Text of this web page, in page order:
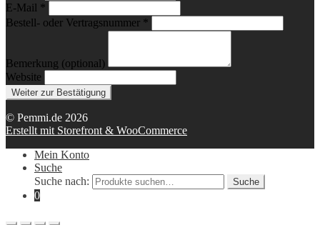
E-Mail *
Bestell- oder Vertragsnummer *
Bemerkung (optional)
Website
Weiter zur Bestätigung
© Pemmi.de 2026
Erstellt mit Storefront & WooCommerce
Mein Konto
Suche
Suche nach:
Suche
0